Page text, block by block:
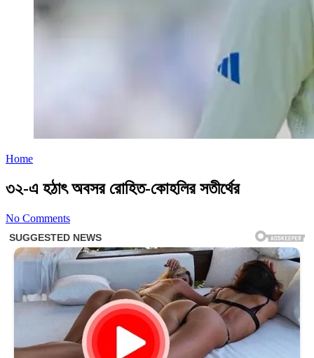
Home
৩২-এ হঠাৎ অবসর রোহিত-কোহলির সতীর্থের
No Comments